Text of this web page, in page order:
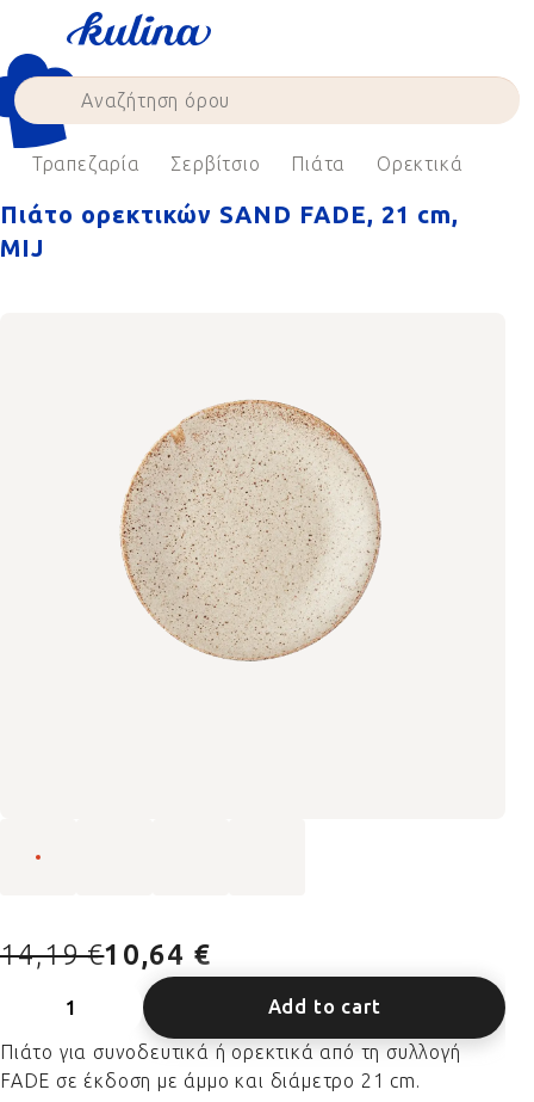
content
Τραπεζαρία Σερβίτσιο Πιάτα Ορεκτικά
Πιάτο ορεκτικών SAND FADE, 21 cm,
MIJ
14,19 €10,64 €
Add to cart
Πιάτο για συνοδευτικά ή ορεκτικά από τη συλλογή
FADE σε έκδοση με άμμο και διάμετρο 21 cm.